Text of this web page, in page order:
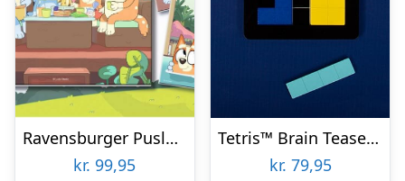
Ravensburger Puslespil – Bluey – 3×49 Brikker
kr. 99,95
Tetris™ Brain Teaser Puzzle
kr. 79,95